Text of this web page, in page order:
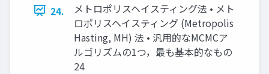
24.
メトロポリスヘイスティング法 • メト
ロポリスヘイスティング (Metropolis
Hasting, MH) 法 • 汎用的なMCMCア
ルゴリズムの1つ，最も基本的なもの
24